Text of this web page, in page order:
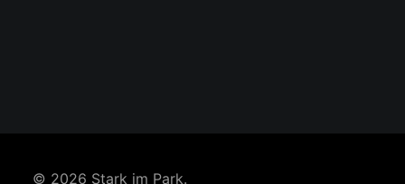
© 2026 Stark im Park.